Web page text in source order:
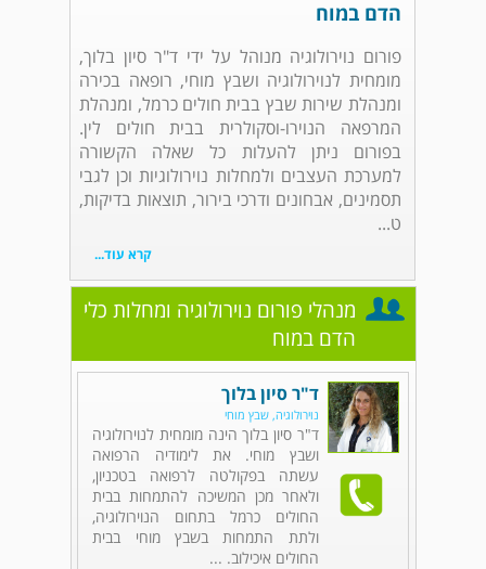
הדם במוח
פורום נוירולוגיה מנוהל על ידי ד"ר סיון בלוך,
מומחית לנוירולוגיה ושבץ מוחי, רופאה בכירה
ומנהלת שירות שבץ בבית חולים כרמל, ומנהלת
המרפאה הנוירו-וסקולרית בבית חולים לין.
בפורום ניתן להעלות כל שאלה הקשורה
למערכת העצבים ולמחלות נוירולוגיות וכן לגבי
תסמינים, אבחונים ודרכי בירור, תוצאות בדיקות,
ט...
קרא עוד...
מנהלי פורום נוירולוגיה ומחלות כלי
הדם במוח
ד"ר סיון בלוך
נוירולוגיה, שבץ מוחי
ד"ר סיון בלוך הינה מומחית לנוירולוגיה
ושבץ מוחי. את לימודיה הרפואה
עשתה בפקולטה לרפואה בטכניון,
ולאחר מכן המשיכה להתמחות בבית
החולים כרמל בתחום הנוירולוגיה,
ולתת התמחות בשבץ מוחי בבית
החולים איכילוב. ...